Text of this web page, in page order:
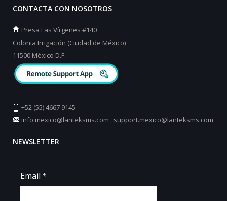
CONTACTA CON NOSOTROS
Presa Las Vírgenes #140
Colonia Irrigación (Ciudad de México)
11500 México D.F.
+52 (55) 4667 9145
info.mexico@lanteksms.com
support.mexico@lanteksms.com
NEWSLETTER